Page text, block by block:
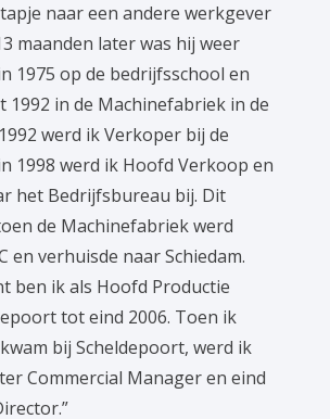
naar een andere werkgever
maanden later was hij weer
1975 op de bedrijfsschool en
in de Machinefabriek in de
werd ik Verkoper bij de
1998 werd ik Hoofd Verkoop en
het Bedrijfsbureau bij. Dit
de Machinefabriek werd
en verhuisde naar Schiedam.
ben ik als Hoofd Productie
tot eind 2006. Toen ik
bij Scheldepoort, werd ik
Commercial Manager en eind